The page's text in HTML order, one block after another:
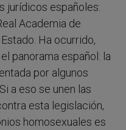
jurídicos españoles:
Academia de
Ha ocurrido,
panorama español: la
por algunos
a eso se unen las
esta legislación,
homosexuales es